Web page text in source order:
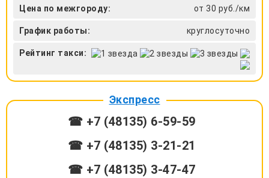
Цена по межгороду: от 30 руб./км
График работы: круглосуточно
Рейтинг такси:
Экспресс
☎ +7 (48135) 6-59-59
☎ +7 (48135) 3-21-21
☎ +7 (48135) 3-47-47